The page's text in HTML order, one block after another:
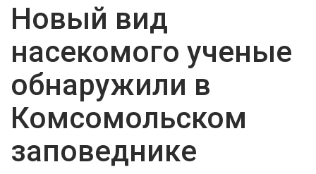
Новый вид
насекомого ученые
обнаружили в
Комсомольском
заповеднике